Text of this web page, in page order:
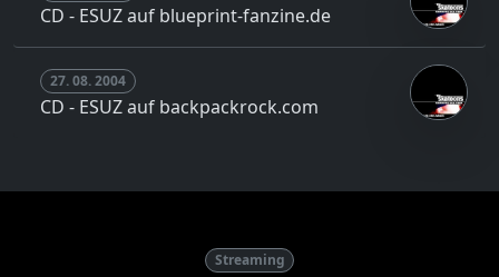
CD - ESUZ auf blueprint-fanzine.de
27. 08. 2004
CD - ESUZ auf backpackrock.com
Streaming